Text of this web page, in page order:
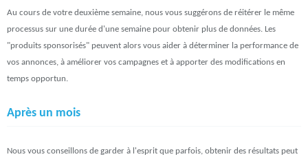
Au cours de votre deuxième semaine, nous vous suggérons de réitérer le même
processus sur une durée d'une semaine pour obtenir plus de données. Les
"produits sponsorisés" peuvent alors vous aider à déterminer la performance de
vos annonces, à améliorer vos campagnes et à apporter des modifications en
temps opportun.
Après un mois
Nous vous conseillons de garder à l'esprit que parfois, obtenir des résultats peut